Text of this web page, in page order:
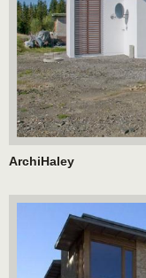
ArchiHaley